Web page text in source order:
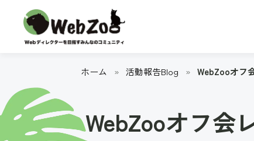
ホーム » 活動報告Blog »
WebZooオフ会